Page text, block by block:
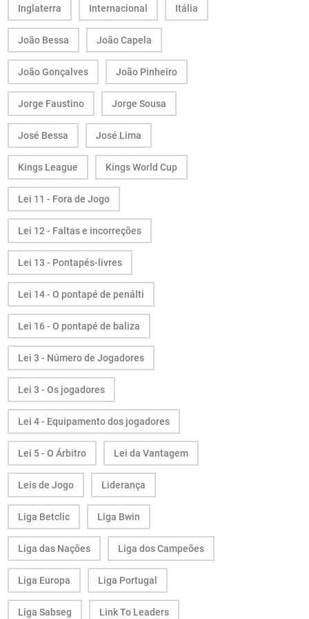
Inglaterra Internacional Itália
João Bessa João Capela
João Gonçalves João Pinheiro
Jorge Faustino Jorge Sousa
José Bessa José Lima
Kings League Kings World Cup
Lei 11 - Fora de Jogo
Lei 12 - Faltas e incorreções
Lei 13 - Pontapés-livres
Lei 14 - O pontapé de penálti
Lei 16 - O pontapé de baliza
Lei 3 - Número de Jogadores
Lei 3 - Os jogadores
Lei 4 - Equipamento dos jogadores
Lei 5 - O Árbitro Lei da Vantagem
Leis de Jogo Liderança
Liga Betclic Liga Bwin
Liga das Nações Liga dos Campeões
Liga Europa Liga Portugal
Liga Sabseg Link To Leaders